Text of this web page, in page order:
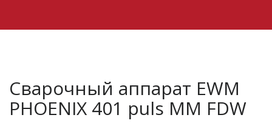
Сварочный аппарат EWM
PHOENIX 401 puls MM FDW